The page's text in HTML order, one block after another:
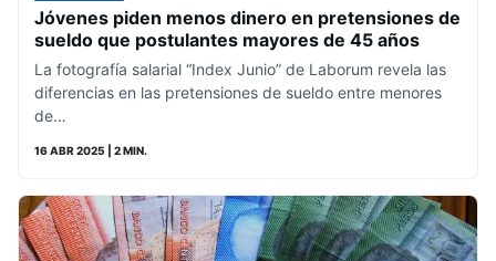
Jóvenes piden menos dinero en pretensiones de
sueldo que postulantes mayores de 45 años
La fotografía salarial “Index Junio” de Laborum revela las
diferencias en las pretensiones de sueldo entre menores
de…
16 ABR 2025 | 2 MIN.